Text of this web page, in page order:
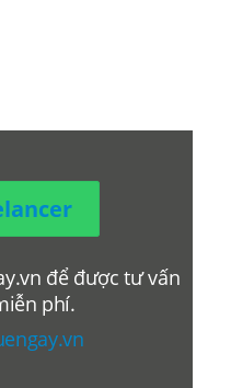
để được tư vấn
phí.